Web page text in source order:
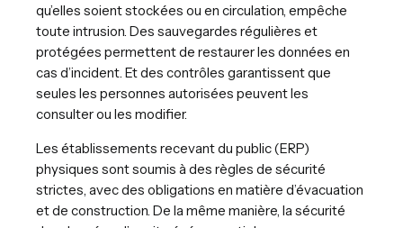
qu’elles soient stockées ou en circulation, empêche
toute intrusion. Des sauvegardes régulières et
protégées permettent de restaurer les données en
cas d’incident. Et des contrôles garantissent que
seules les personnes autorisées peuvent les
consulter ou les modifier.
Les établissements recevant du public (ERP)
physiques sont soumis à des règles de sécurité
strictes, avec des obligations en matière d’évacuation
et de construction. De la même manière, la sécurité